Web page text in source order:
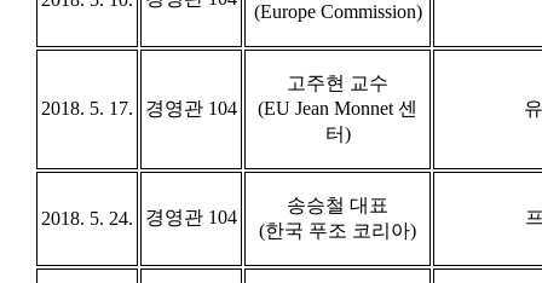
(Europe Commission)
2018. 5. 17. 경영관 104
고주현 교수
(EU Jean Monnet 센
터)
2018. 5. 24. 경영관 104
송승철 대표
(한국 푸조 코리아)